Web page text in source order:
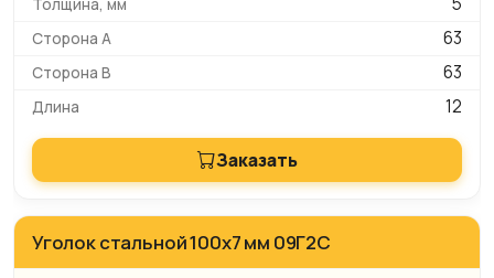
63
63
12
Заказать
Уголок стальной 100х7 мм 09Г2С